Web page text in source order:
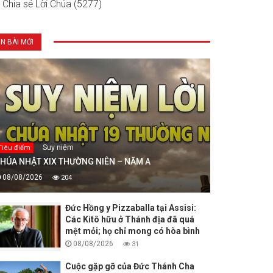
Chia sẻ Lời Chúa (5277)
BÀI MỚI
điểm Suy niệm
NHẬT XIX THƯỜNG NIÊN – NĂM A
08/08/2026 204
Đức Hồng y Pizzaballa tại Assisi:
Các Kitô hữu ở Thánh địa đã quá
mệt mỏi; họ chỉ mong có hòa bình
08/08/2026 31
Cuộc gặp gỡ của Đức Thánh Cha